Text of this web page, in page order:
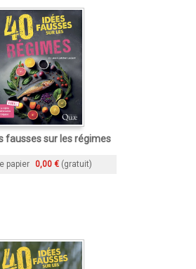
fausses sur les régimes
papier 0,00 € (gratuit)